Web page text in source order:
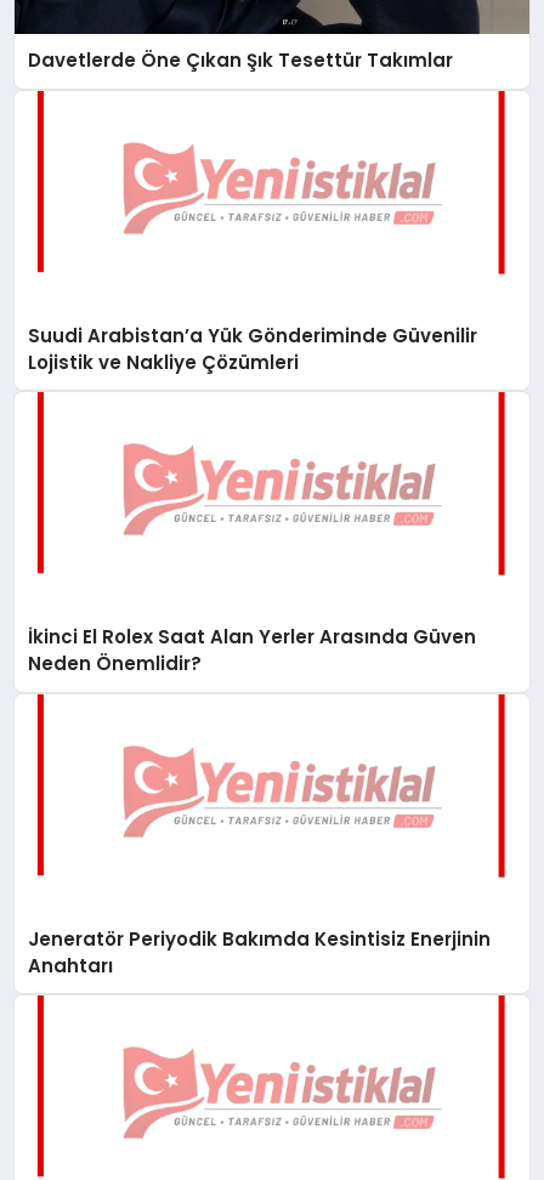
Davetlerde Öne Çıkan Şık Tesettür Takımlar
Suudi Arabistan’a Yük Gönderiminde Güvenilir
Lojistik ve Nakliye Çözümleri
İkinci El Rolex Saat Alan Yerler Arasında Güven
Neden Önemlidir?
Jeneratör Periyodik Bakımda Kesintisiz Enerjinin
Anahtarı